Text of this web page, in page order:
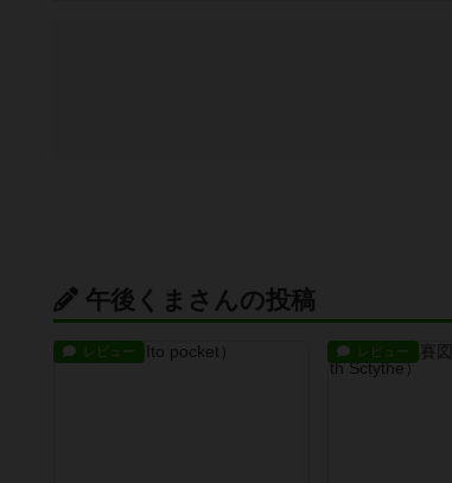
午後くまさんの投稿
レビュー レビュー